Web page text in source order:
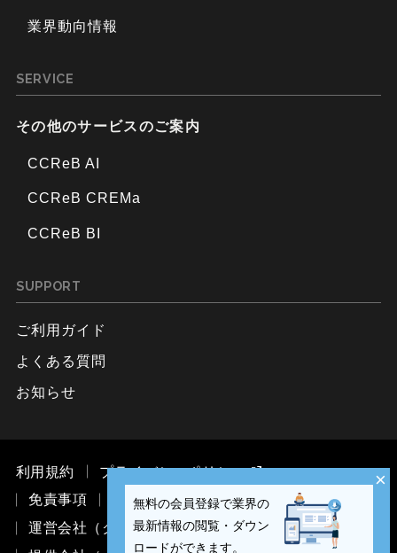
業界動向情報
SERVICE
その他のサービスのご案内
CCReB AI
CCReB CREMa
CCReB BI
SUPPORT
ご利用ガイド
よくある質問
お知らせ
利用規約
プライバシーポリシー
免責事項
お問い合わせ
運営会社（ククレブ・マーケティング株式会社）
×
無料の会員登録で業界の
最新情報の閲覧・ダウン
ロードができます。